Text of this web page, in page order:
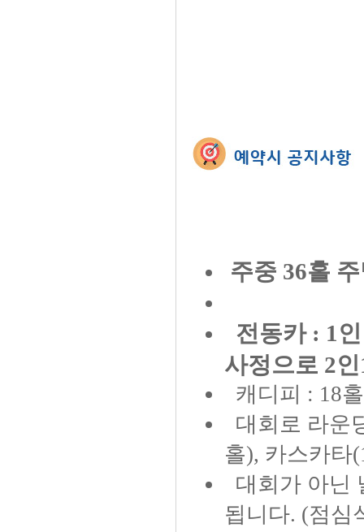
주중 36홀
전동카 : 1
사정으로 2
캐디피 : 18
대회로 라운
홀), 카스카타
대회가 아닌
됩니다. (점심